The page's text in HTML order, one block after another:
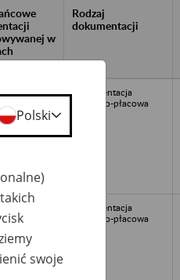
w
Rodzaj
dokumentacji
Dokumentacja
osobowo-płacowa
Dokumentacja
osobowo-płacowa
Polski
swoje